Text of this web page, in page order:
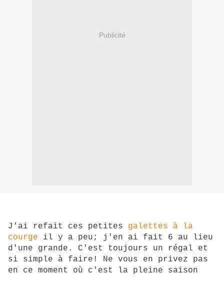
Publicité
J'ai refait ces petites galettes à la
courge il y a peu; j'en ai fait 6 au lieu
d'une grande. C'est toujours un régal et
si simple à faire! Ne vous en privez pas
en ce moment où c'est la pleine saison